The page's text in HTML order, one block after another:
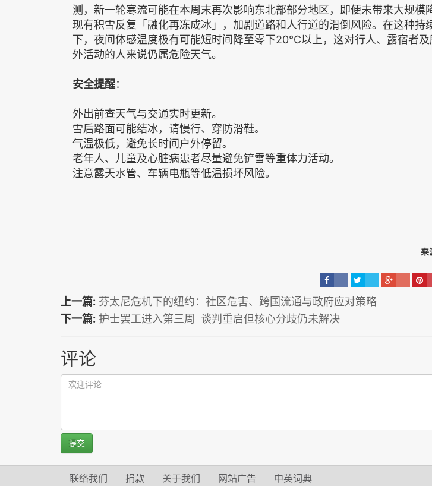
测，新一轮寒流可能在本周末再次影响东北部部分地区，即便未带来大规模
现有积雪反复「融化再冻成冰」，加剧道路和人行道的滑倒风险。在这种持
下，夜间体感温度极有可能短时间降至零下20℃以上，这对行人、露宿者及
外活动的人来说仍属危险天气。
安全提醒：
外出前查天气与交通实时更新。
雪后路面可能结冰，请慢行、穿防滑鞋。
气温极低，避免长时间户外停留。
老年人、儿童及心脏病患者尽量避免铲雪等重体力活动。
注意露天水管、车辆电瓶等低温损坏风险。
来
上一篇: 芬太尼危机下的纽约：社区危害、跨国流通与政府应对策略
下一篇: 护士罢工进入第三周 谈判重启但核心分歧仍未解决
评论
提交
联络我们 捐款 关于我们 网站广告 中英词典